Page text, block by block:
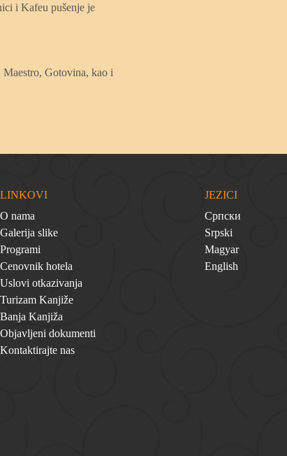
i Kafeu pušenje je
Maestro, Gotovina, kao i
LINKOVI
O nama
Galerija slike
Programi
Cenovnik hotela
Uslovi otkazivanja
Turizam Kanjiže
Banja Kanjiža
Objavljeni dokumenti
Kontaktirajte nas
JEZICI
Српски
Srpski
Magyar
English